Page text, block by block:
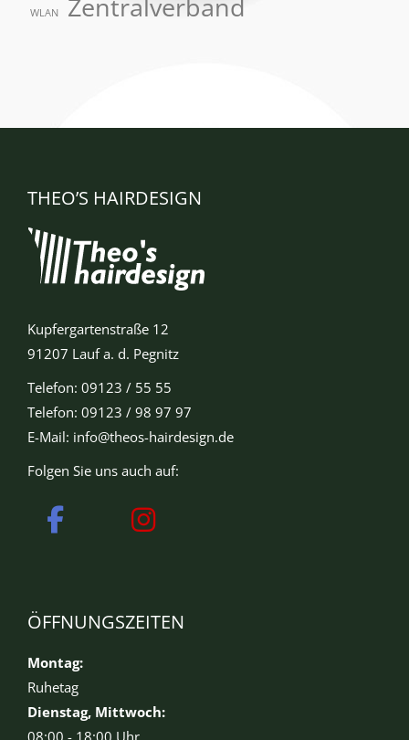
WLAN
THEO’S HAIRDESIGN
Kupfergartenstraße 12
91207 Lauf a. d. Pegnitz
Telefon: 09123 / 55 55
Telefon: 09123 / 98 97 97
E-Mail: info@theos-hairdesign.de
Folgen Sie uns auch auf:
ÖFFNUNGSZEITEN
Montag:
Ruhetag
Dienstag, Mittwoch:
08:00 - 18:00 Uhr